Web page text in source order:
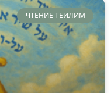
ЧТЕНИЕ ТЕИЛИМ